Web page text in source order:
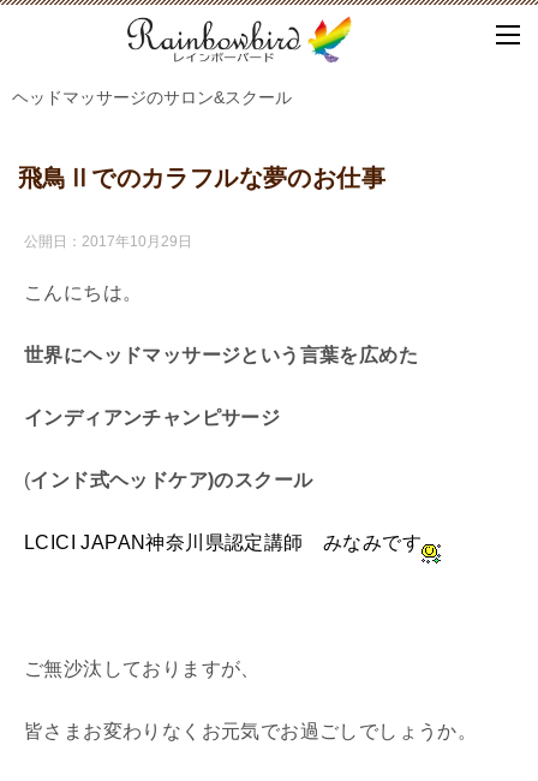
ヘッドマッサージのサロン&スクール
飛鳥Ⅱでのカラフルな夢のお仕事
公開日： 2017年10月29日
こんにちは。
世界にヘッドマッサージという言葉を広めた
インディアンチャンピサージ
(インド式ヘッドケア)のスクール
LCICI JAPAN神奈川県認定講師 みなみです
ご無沙汰しておりますが、
皆さまお変わりなくお元気でお過ごしでしょうか。